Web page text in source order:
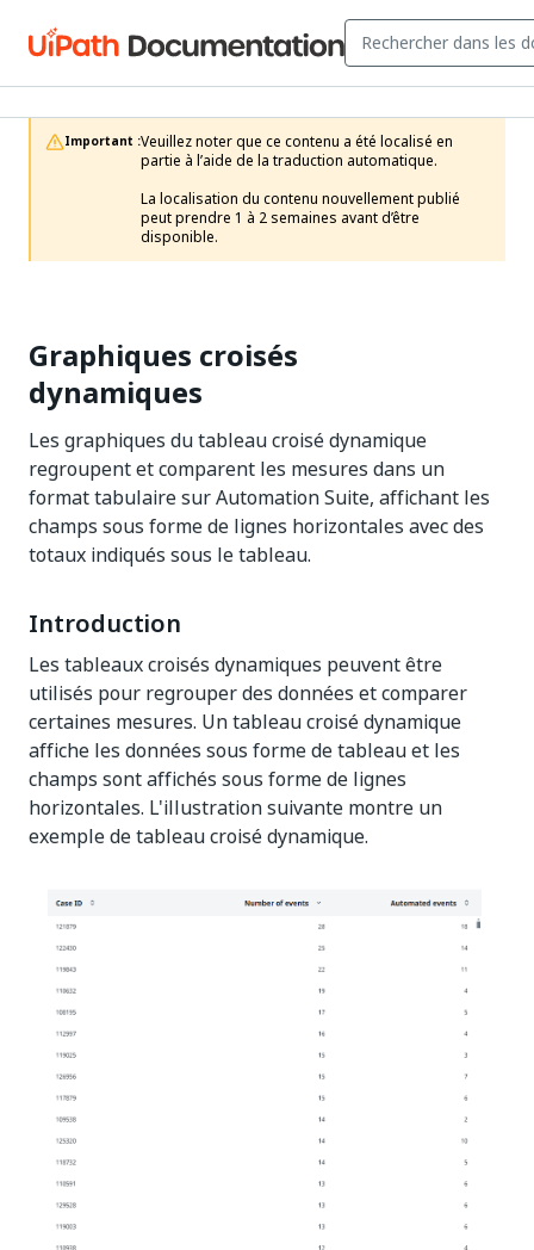
Important :Veuillez noter que ce contenu a été localisé en
partie à l’aide de la traduction automatique.
La localisation du contenu nouvellement publié
peut prendre 1 à 2 semaines avant d’être
disponible.
Graphiques croisés
dynamiques
Les graphiques du tableau croisé dynamique
regroupent et comparent les mesures dans un
format tabulaire sur Automation Suite, affichant les
champs sous forme de lignes horizontales avec des
totaux indiqués sous le tableau.
Introduction
Les tableaux croisés dynamiques peuvent être
utilisés pour regrouper des données et comparer
certaines mesures. Un tableau croisé dynamique
affiche les données sous forme de tableau et les
champs sont affichés sous forme de lignes
horizontales. L'illustration suivante montre un
exemple de tableau croisé dynamique.